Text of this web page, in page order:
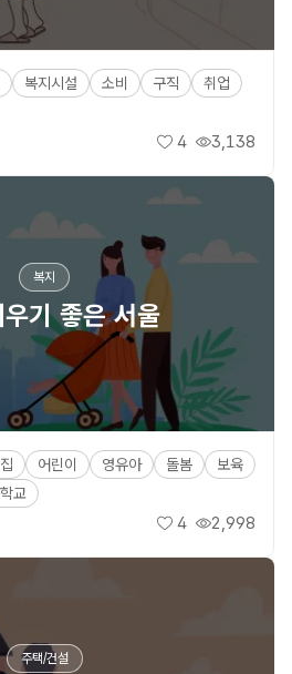
복지시설 소비 구직
취업
좋아요
4 조회수
3,138
복지
기 좋은 서울
어린이 영유아 돌봄
보육
교
좋아요
4 조회수
2,998
주택/건설